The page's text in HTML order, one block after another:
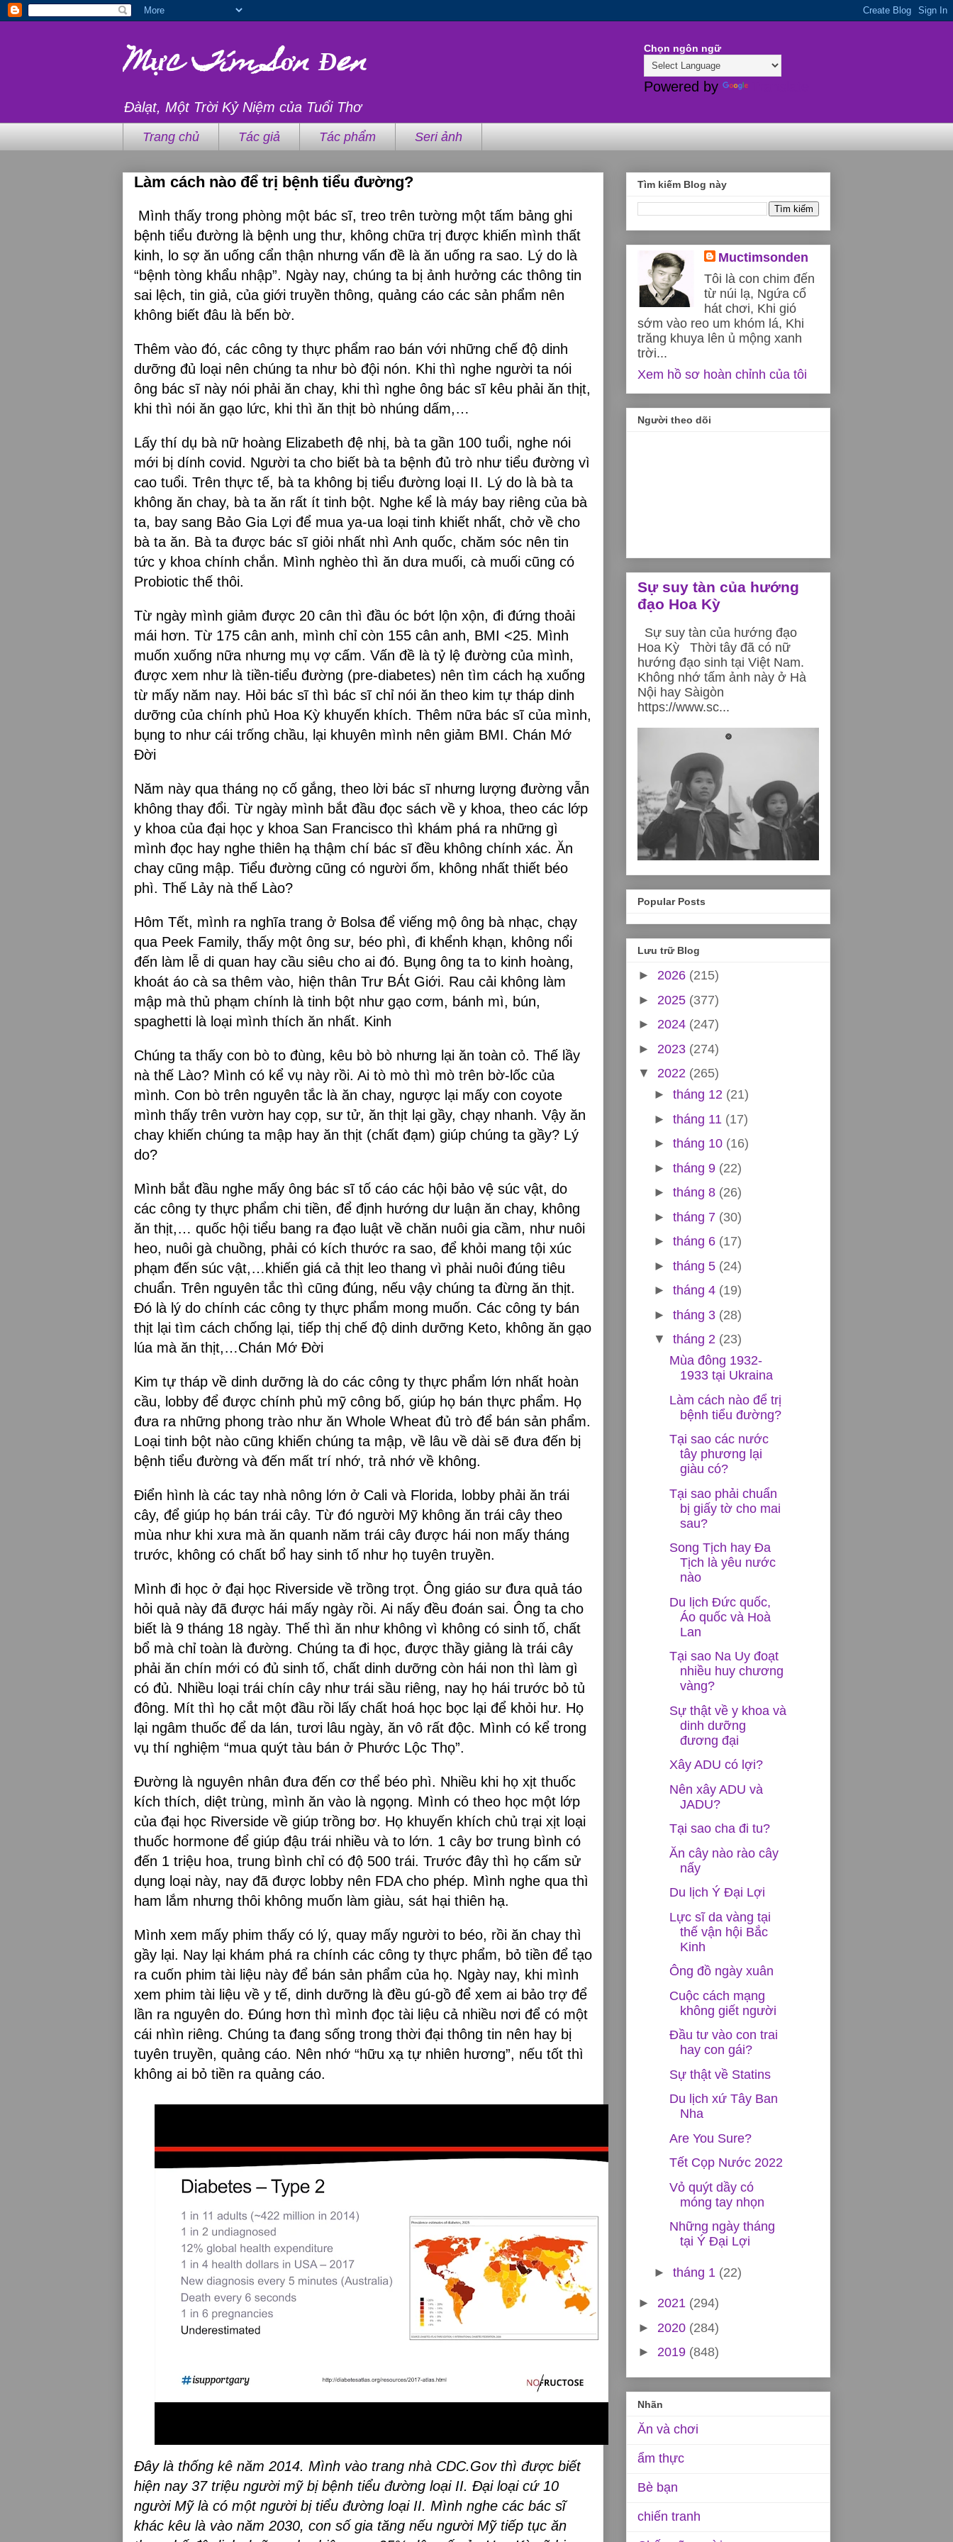
Mực Tím Sơn Đen
Đàlạt, Một Trời Kỷ Niệm của Tuổi Thơ
Chọn ngôn ngữ
Powered by
Trang chủ Tác giả Tác phẩm Seri ảnh
Làm cách nào để trị bệnh tiểu đường?
Mình thấy trong phòng một bác sĩ, treo trên tường một tấm bảng ghi
bệnh tiểu đường là bệnh ung thư, không chữa trị được khiến mình thất
kinh, lo sợ ăn uống cẩn thận nhưng vấn đề là ăn uống ra sao. Lý do là
“bệnh tòng khẩu nhập”. Ngày nay, chúng ta bị ảnh hưởng các thông tin
sai lệch, tin giả, của giới truyền thông, quảng cáo các sản phẩm nên
không biết đâu là bến bờ.
Thêm vào đó, các công ty thực phẩm rao bán với những chế độ dinh
dưỡng đủ loại nên chúng ta như bò đội nón. Khi thì nghe người ta nói
ông bác sĩ này nói phải ăn chay, khi thì nghe ông bác sĩ kêu phải ăn thịt,
khi thì nói ăn gạo lức, khi thì ăn thịt bò nhúng dấm,…
Lấy thí dụ bà nữ hoàng Elizabeth đệ nhị, bà ta gần 100 tuổi, nghe nói
mới bị dính covid. Người ta cho biết bà ta bệnh đủ trò như tiểu đường vì
cao tuổi. Trên thực tế, bà ta không bị tiểu đường loại II. Lý do là bà ta
không ăn chay, bà ta ăn rất ít tinh bột. Nghe kể là máy bay riêng của bà
ta, bay sang Bảo Gia Lợi để mua ya-ua loại tinh khiết nhất, chở về cho
bà ta ăn. Bà ta được bác sĩ giỏi nhất nhì Anh quốc, chăm sóc nên tin
tức y khoa chính chắn. Mình nghèo thì ăn dưa muối, cà muối cũng có
Probiotic thế thôi.
Từ ngày mình giảm được 20 cân thì đầu óc bớt lộn xộn, đi đứng thoải
mái hơn. Từ 175 cân anh, mình chỉ còn 155 cân anh, BMI <25. Mình
muốn xuống nữa nhưng mụ vợ cấm. Vấn đề là tỷ lệ đường của mình,
được xem như là tiền-tiểu đường (pre-diabetes) nên tìm cách hạ xuống
từ mấy năm nay. Hỏi bác sĩ thì bác sĩ chỉ nói ăn theo kim tự tháp dinh
dưỡng của chính phủ Hoa Kỳ khuyến khích. Thêm nữa bác sĩ của mình,
bụng to như cái trống chầu, lại khuyên mình nên giảm BMI. Chán Mớ
Đời
Năm này qua tháng nọ cố gắng, theo lời bác sĩ nhưng lượng đường vẫn
không thay đổi. Từ ngày mình bắt đầu đọc sách về y khoa, theo các lớp
y khoa của đại học y khoa San Francisco thì khám phá ra những gì
mình đọc hay nghe thiên hạ thậm chí bác sĩ đều không chính xác. Ăn
chay cũng mập. Tiểu đường cũng có người ốm, không nhất thiết béo
phì. Thế Lảy nà thế Lào?
Hôm Tết, mình ra nghĩa trang ở Bolsa để viếng mộ ông bà nhạc, chạy
qua Peek Family, thấy một ông sư, béo phì, đi khểnh khạn, không nổi
đến làm lễ di quan hay cầu siêu cho ai đó. Bụng ông ta to kinh hoàng,
khoát áo cà sa thêm vào, hiện thân Trư BÁt Giới. Rau cải không làm
mập mà thủ phạm chính là tinh bột như gạo cơm, bánh mì, bún,
spaghetti là loại mình thích ăn nhất. Kinh
Chúng ta thấy con bò to đùng, kêu bò bò nhưng lại ăn toàn cỏ. Thế lầy
nà thế Lào? Mình có kể vụ này rồi. Ai tò mò thì mò trên bờ-lốc của
mình. Con bò trên nguyên tắc là ăn chay, ngược lại mấy con coyote
mình thấy trên vườn hay cọp, sư tử, ăn thịt lại gầy, chạy nhanh. Vậy ăn
chay khiến chúng ta mập hay ăn thịt (chất đạm) giúp chúng ta gầy? Lý
do?
Mình bắt đầu nghe mấy ông bác sĩ tố cáo các hội bảo vệ súc vật, do
các công ty thực phẩm chi tiền, để định hướng dư luận ăn chay, không
ăn thịt,… quốc hội tiểu bang ra đạo luật về chăn nuôi gia cầm, như nuôi
heo, nuôi gà chuồng, phải có kích thước ra sao, để khỏi mang tội xúc
phạm đến súc vật,…khiến giá cả thịt leo thang vì phải nuôi đúng tiêu
chuẩn. Trên nguyên tắc thì cũng đúng, nếu vậy chúng ta đừng ăn thịt.
Đó là lý do chính các công ty thực phẩm mong muốn. Các công ty bán
thịt lại tìm cách chống lại, tiếp thị chế độ dinh dưỡng Keto, không ăn gạo
lúa mà ăn thịt,…Chán Mớ Đời
Kim tự tháp về dinh dưỡng là do các công ty thực phẩm lớn nhất hoàn
cầu, lobby để được chính phủ mỹ công bố, giúp họ bán thực phẩm. Họ
đưa ra những phong trào như ăn Whole Wheat đủ trò để bán sản phẩm.
Loại tinh bột nào cũng khiến chúng ta mập, về lâu về dài sẽ đưa đến bị
bệnh tiểu đường và đến mất trí nhớ, trả nhớ về không.
Điển hình là các tay nhà nông lớn ở Cali và Florida, lobby phải ăn trái
cây, để giúp họ bán trái cây. Từ đó người Mỹ không ăn trái cây theo
mùa như khi xưa mà ăn quanh năm trái cây được hái non mấy tháng
trước, không có chất bổ hay sinh tố như họ tuyên truyền.
Mình đi học ở đại học Riverside về trồng trọt. Ông giáo sư đưa quả táo
hỏi quả này đã được hái mấy ngày rồi. Ai nấy đều đoán sai. Ông ta cho
biết là 9 tháng 18 ngày. Thế thì ăn như không vì không có sinh tố, chất
bổ mà chỉ toàn là đường. Chúng ta đi học, được thầy giảng là trái cây
phải ăn chín mới có đủ sinh tố, chất dinh dưỡng còn hái non thì làm gì
có đủ. Nhiều loại trái chín cây như trái sầu riêng, nay họ hái trước bỏ tủ
đông. Mít thì họ cắt một đầu rồi lấy chất hoá học bọc lại để khỏi hư. Họ
lại ngâm thuốc để da lán, tươi lâu ngày, ăn vô rất độc. Mình có kể trong
vụ thí nghiệm “mua quýt tàu bán ở Phước Lộc Thọ”.
Đường là nguyên nhân đưa đến cơ thể béo phì. Nhiều khi họ xịt thuốc
kích thích, diệt trùng, mình ăn vào là ngọng. Mình có theo học một lớp
của đại học Riverside về giúp trồng bơ. Họ khuyến khích chủ trại xịt loại
thuốc hormone để giúp đậu trái nhiều và to lớn. 1 cây bơ trung bình có
đến 1 triệu hoa, trung bình chỉ có độ 500 trái. Trước đây thì họ cấm sử
dụng loại này, nay đã được lobby nên FDA cho phép. Mình nghe qua thì
ham lắm nhưng thôi không muốn làm giàu, sát hại thiên hạ.
Mình xem mấy phim thấy có lý, quay mấy người to béo, rồi ăn chay thì
gầy lại. Nay lại khám phá ra chính các công ty thực phẩm, bỏ tiền để tạo
ra cuốn phim tài liệu này để bán sản phẩm của họ. Ngày nay, khi mình
xem phim tài liệu về y tế, dinh dưỡng là đều gú-gồ để xem ai bảo trợ để
lần ra nguyên do. Đúng hơn thì mình đọc tài liệu cả nhiều nơi để có một
cái nhìn riêng. Chúng ta đang sống trong thời đại thông tin nên hay bị
tuyên truyền, quảng cáo. Nên nhớ “hữu xạ tự nhiên hương”, nếu tốt thì
không ai bỏ tiền ra quảng cáo.
Đây là thống kê năm 2014. Mình vào trang nhà CDC.Gov thì được biết
hiện nay 37 triệu người mỹ bị bệnh tiểu đường loại II. Đại loại cứ 10
người Mỹ là có một người bị tiểu đường loại II. Mình nghe các bác sĩ
khác kêu là vào năm 2030, con số gia tăng nếu người Mỹ tiếp tục ăn
Tìm kiếm Blog này
Muctimsonden
Tôi là con chim đến
từ núi lạ, Ngứa cổ
hát chơi, Khi gió
sớm vào reo um khóm lá, Khi
trăng khuya lên ủ mộng xanh
trời...
Xem hồ sơ hoàn chỉnh của tôi
Người theo dõi
Sự suy tàn của hướng
đạo Hoa Kỳ
Sự suy tàn của hướng đạo
Hoa Kỳ Thời tây đã có nữ
hướng đạo sinh tại Việt Nam.
Không nhớ tấm ảnh này ở Hà
Nội hay Sàigòn
https://www.sc...
Popular Posts
Lưu trữ Blog
► 2026 (215)
► 2025 (377)
► 2024 (247)
► 2023 (274)
▼ 2022 (265)
► tháng 12 (21)
► tháng 11 (17)
► tháng 10 (16)
► tháng 9 (22)
► tháng 8 (26)
► tháng 7 (30)
► tháng 6 (17)
► tháng 5 (24)
► tháng 4 (19)
► tháng 3 (28)
▼ tháng 2 (23)
Mùa đông 1932-
1933 tại Ukraina
Làm cách nào để trị
bệnh tiểu đường?
Tại sao các nước
tây phương lại
giàu có?
Tại sao phải chuẩn
bị giấy tờ cho mai
sau?
Song Tịch hay Đa
Tịch là yêu nước
nào
Du lịch Đức quốc,
Áo quốc và Hoà
Lan
Tại sao Na Uy đoạt
nhiều huy chương
vàng?
Sự thật về y khoa và
dinh dưỡng
đương đại
Xây ADU có lợi?
Nên xây ADU và
JADU?
Tại sao cha đi tu?
Ăn cây nào rào cây
nấy
Du lịch Ý Đại Lợi
Lực sĩ da vàng tại
thế vận hội Bắc
Kinh
Ông đồ ngày xuân
Cuộc cách mạng
không giết người
Đầu tư vào con trai
hay con gái?
Sự thật về Statins
Du lịch xứ Tây Ban
Nha
Are You Sure?
Tết Cọp Nước 2022
Vỏ quýt dầy có
móng tay nhọn
Những ngày tháng
tại Ý Đại Lợi
► tháng 1 (22)
► 2021 (294)
► 2020 (284)
► 2019 (848)
Nhãn
Ăn và chơi
ẩm thực
Bè bạn
chiến tranh